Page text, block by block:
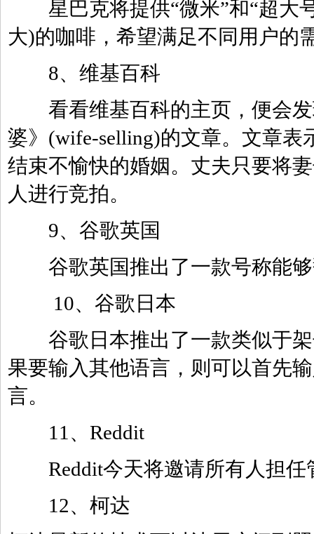
星巴克将提供“微米”和“超大
大)的咖啡，希望满足不同用户的
8、维基百科
看看维基百科的主页，便会发
婆》(wife-selling)的文章。文章
结束不愉快的婚姻。丈夫只要将
人进行竞拍。
9、谷歌英国
谷歌英国推出了一款号称能够
10、谷歌日本
谷歌日本推出了一款类似于架
果要输入其他语言，则可以首先
言。
11、Reddit
Reddit今天将邀请所有人担任
12、柯达